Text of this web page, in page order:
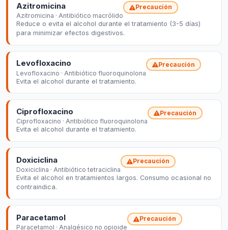
Azitromicina
Azitromicina · Antibiótico macrólido
Precaución
Reduce o evita el alcohol durante el tratamiento (3-5 días)
para minimizar efectos digestivos.
Levofloxacino
Levofloxacino · Antibiótico fluoroquinolona
Precaución
Evita el alcohol durante el tratamiento.
Ciprofloxacino
Ciprofloxacino · Antibiótico fluoroquinolona
Precaución
Evita el alcohol durante el tratamiento.
Doxiciclina
Doxiciclina · Antibiótico tetraciclina
Precaución
Evita el alcohol en tratamientos largos. Consumo ocasional no
contraindica.
Paracetamol
Paracetamol · Analgésico no opioide
Precaución